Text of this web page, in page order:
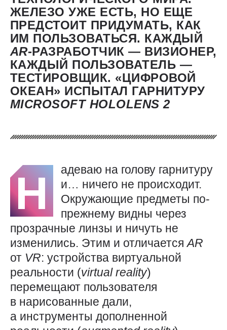
ЖЕЛЕЗО УЖЕ ЕСТЬ, НО ЕЩЕ
ПРЕДСТОИТ ПРИДУМАТЬ, КАК
ИМ ПОЛЬЗОВАТЬСЯ. КАЖДЫЙ
AR-РАЗРАБОТЧИК — ​ВИЗИОНЕР,
КАЖДЫЙ ПОЛЬЗОВАТЕЛЬ — ​
ТЕСТИРОВЩИК. «ЦИФРОВОЙ
ОКЕАН» ИСПЫТАЛ ГАРНИТУРУ
MICROSOFT HOLOLENS 2
Н
адеваю на голову гарнитуру
и… ничего не происходит.
Окружающие предметы по-
прежнему видны через
прозрачные линзы и ничуть не
изменились. Этим и отличаетсяAR
от VR: устройства виртуальной
реальности (virtualreality)
перемещают пользователя
в нарисованные дали,
а инструменты дополненной